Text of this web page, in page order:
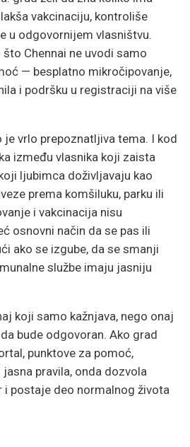
vakcinaciju, kontroliše
u odgovornijem vlasništvu.
Chennai ne uvodi samo
— besplatno mikročipovanje,
i podršku u registraciji na više
je vrlo prepoznatljiva tema. I kod
između vlasnika koji zaista
ljubimca doživljavaju kao
prema komšiluku, parku ili
i vakcinacija nisu
osnovni način da se pas ili
ako se izgube, da se smanji
službe imaju jasniju
koji samo kažnjava, nego onaj
bude odgovoran. Ako grad
punktove za pomoć,
pravila, onda dozvola
i postaje deo normalnog života